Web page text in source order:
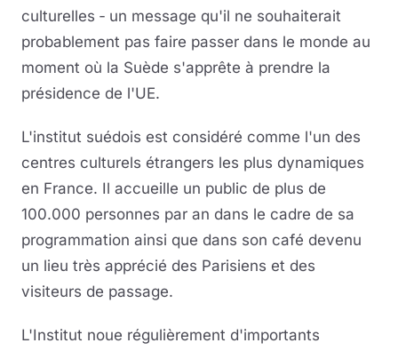
culturelles ‐ un message qu'il ne souhaiterait
probablement pas faire passer dans le monde au
moment où la Suède s'apprête à prendre la
présidence de l'UE.
L'institut suédois est considéré comme l'un des
centres culturels étrangers les plus dynamiques
en France. Il accueille un public de plus de
100.000 personnes par an dans le cadre de sa
programmation ainsi que dans son café devenu
un lieu très apprécié des Parisiens et des
visiteurs de passage.
L'Institut noue régulièrement d'importants